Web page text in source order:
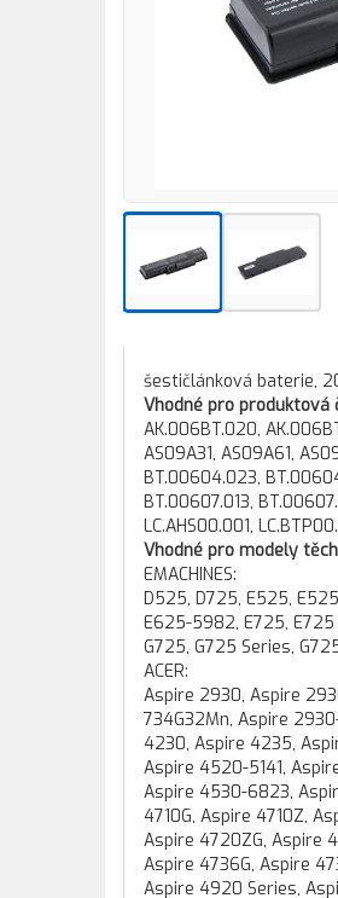
šestičlánková baterie,
Vhodné pro produktová
AK.006BT.020,
AS09A31, AS09A61,
BT.00604.023,
BT.00607.013,
LC.AHS00.001,
Vhodné pro modely
EMACHINES:
D525, D725, E525,
E625-5982, E725, E725
G725, G725 Series,
ACER:
Aspire 2930, Aspire
734G32Mn, Aspire
4230, Aspire 4235,
Aspire 4520-5141,
Aspire 4530-6823,
4710G, Aspire 4710Z,
Aspire 4720ZG, Aspire
Aspire 4736G, Aspire
Aspire 4920 Series,